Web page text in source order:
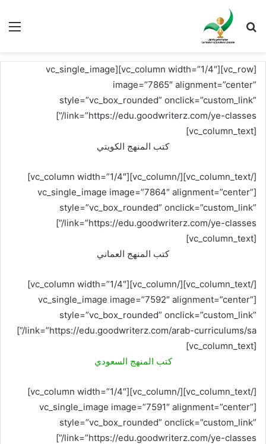
بحث عن
[vc_row][vc_column width=”1/4″][vc_single_image
image=”7865″ alignment=”center”
style=”vc_box_rounded” onclick=”custom_link”
link=”https://edu.goodwriterz.com/ye-classes/”]
[vc_column_text]
كتب المنهج الكويتي
[/vc_column_text][/vc_column][vc_column width=”1/4″]
[vc_single_image image=”7864″ alignment=”center”
style=”vc_box_rounded” onclick=”custom_link”
link=”https://edu.goodwriterz.com/ye-classes/”]
[vc_column_text]
كتب المنهج العماني
[/vc_column_text][/vc_column][vc_column width=”1/4″]
[vc_single_image image=”7592″ alignment=”center”
style=”vc_box_rounded” onclick=”custom_link”
link=”https://edu.goodwriterz.com/arab-curriculums/sa/”]
[vc_column_text]
كتب المنهج السعودي
[/vc_column_text][/vc_column][vc_column width=”1/4″]
[vc_single_image image=”7591″ alignment=”center”
style=”vc_box_rounded” onclick=”custom_link”
link=”https://edu.goodwriterz.com/ye-classes/”]